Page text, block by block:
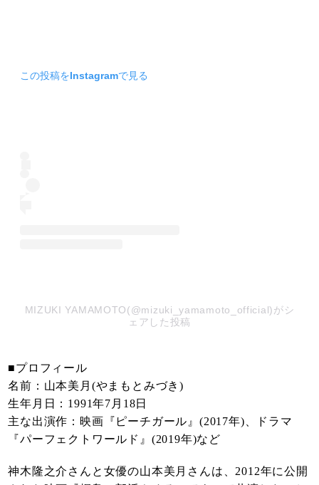
この投稿をInstagramで見る
MIZUKI YAMAMOTO(@mizuki_yamamoto_official)がシ
ェアした投稿
■プロフィール
名前：山本美月(やまもとみづき)
生年月日：1991年7月18日
主な出演作：映画『ピーチガール』(2017年)、ドラマ
『パーフェクトワールド』(2019年)など
神木隆之介さんと女優の山本美月さんは、2012年に公開